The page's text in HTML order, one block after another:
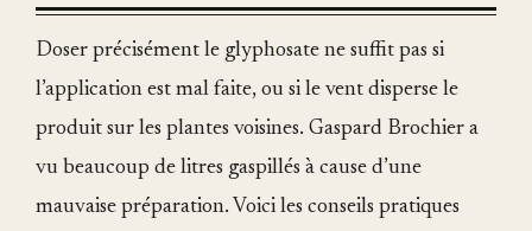
Doser précisément le glyphosate ne suffit pas si
l’application est mal faite, ou si le vent disperse le
produit sur les plantes voisines. Gaspard Brochier a
vu beaucoup de litres gaspillés à cause d’une
mauvaise préparation. Voici les conseils pratiques